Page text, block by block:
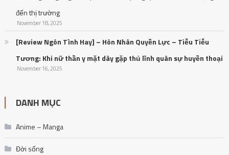
đến thị trường
November 18, 2025
[Review Ngôn Tình Hay] – Hôn Nhân Quyền Lực – Tiễu Tiễu
Tương: Khi nữ thần y mặt dày gặp thủ lĩnh quân sự huyền thoại
November 16, 2025
DANH MỤC
Anime – Manga
Đời sống